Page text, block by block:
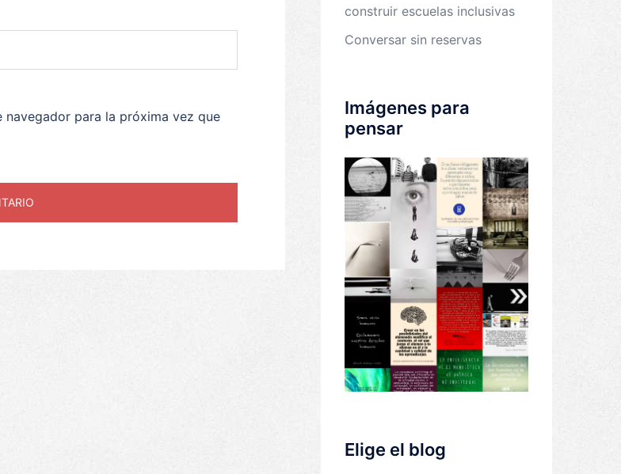
para la próxima vez que
construir escuelas inclusivas
Conversar sin reservas
Imágenes para
pensar
Elige el blog